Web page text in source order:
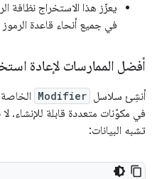
يعزّز هذا الاستخراج نظافة
في جميع أنحاء قاعدة الرموز
أفضل الممارسات لإعادة
أنشِئ سلاسل Modifier
في مكوّنات متعددة قابلة للإنشاء.
تشبه البيانات: